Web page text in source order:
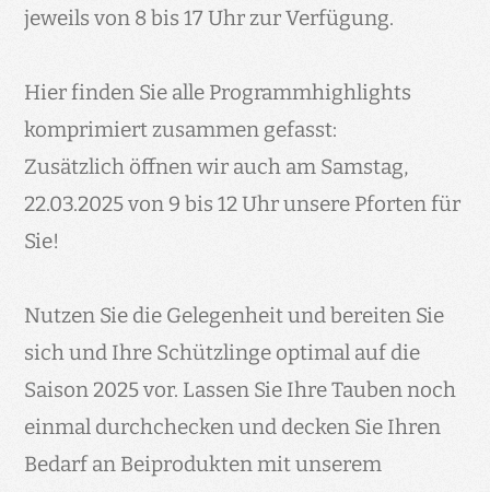
jeweils von 8 bis 17 Uhr zur Verfügung.
Hier finden Sie alle Programmhighlights
komprimiert zusammen gefasst:
Zusätzlich öffnen wir auch am Samstag,
22.03.2025 von 9 bis 12 Uhr unsere Pforten für
Sie!
Nutzen Sie die Gelegenheit und bereiten Sie
sich und Ihre Schützlinge optimal auf die
Saison 2025 vor. Lassen Sie Ihre Tauben noch
einmal durchchecken und decken Sie Ihren
Bedarf an Beiprodukten mit unserem